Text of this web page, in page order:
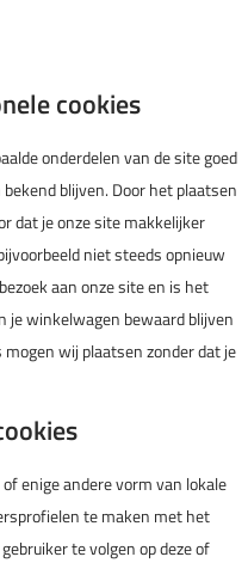
cookies
onderdelen van de site goed
blijven. Door het plaatsen
dat je onze site makkelijker
niet steeds opnieuw
aan onze site en is het
je winkelwagen bewaard blijven
wij plaatsen zonder dat je
enige andere vorm van lokale
te maken met het
te volgen op deze of